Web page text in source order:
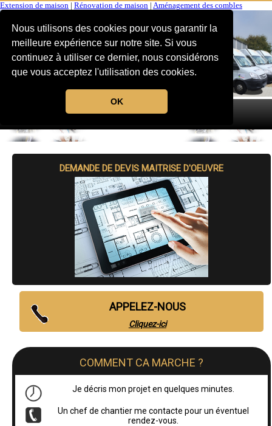
Nous utilisons des cookies pour vous garantir la
meilleure expérience sur notre site. Si vous
continuez à utiliser ce dernier, nous considérons
que vous acceptez l'utilisation des cookies.
OK
Extension de maison Rénovation de maison Aménagement des combles
MENU
DEMANDE DE DEVIS MAITRISE D'OEUVRE
APPELEZ-NOUS
Cliquez-ici
COMMENT CA MARCHE ?
Je décris mon projet en quelques minutes.
Un chef de chantier me contacte pour un éventuel
rendez-vous.